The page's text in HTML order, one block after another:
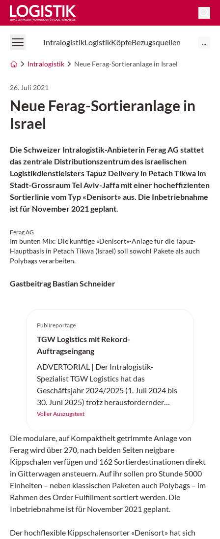
Logistik Online
IntralogistikLogistikKöpfeBezugsquellen ...
Intralogistik Neue Ferag-Sortieranlage in Israel
26. Juli 2021
Neue Ferag-Sortieranlage in
Israel
Die Schweizer Intralogistik-Anbieterin Ferag AG stattet
das zentrale Distributionszentrum des israelischen
Logistikdienstleisters Tapuz Delivery in Petach Tikwa im
Stadt-Grossraum Tel Aviv-Jaffa mit einer hocheffizienten
Sortierlinie vom Typ «Denisort» aus. Die Inbetriebnahme
ist für November 2021 geplant.
Ferag AG
Im bunten Mix: Die künftige «Denisort»-Anlage für die Tapuz-
Hauptbasis in Petach Tikwa (Israel) soll sowohl Pakete als auch
Polybags verarbeiten.
Gastbeitrag Bastian Schneider
Publireportage
TGW Logistics mit Rekord-
Auftragseingang
ADVERTORIAL | Der Intralogistik-
Spezialist TGW Logistics hat das
Geschäftsjahr 2024/2025 (1. Juli 2024 bis
30. Juni 2025) trotz herausfordernder
wirtschaftlicher Rahmenbedingungen mit
des Technologieunternehmens, das für
seine internationalen Kunden
hochautomatisierte Logistikzentren plant,
errichtet und im laufenden Betrieb betreut,
übertraf mit 1,07 Milliarden Euro leicht das
Allzeit-Hoch des Vorjahres. Das Ergebnis
vor Zinsen und Steuern (EBIT) stieg
der Mitarbeitenden wuchs auf 4645.
Voller Auszugstext
Die modulare, auf Kompaktheit getrimmte Anlage von
Ferag wird über 270, nach beiden Seiten neigbare
Kippschalen verfügen und 162 Sortierdestinationen direkt
in Gitterwagen ansteuern. Auf ihr sollen pro Stunde 5000
Einheiten – neben klassischen Paketen auch Polybags – im
Rahmen des Order Fulfillment sortiert werden. Die
Inbetriebnahme ist für November 2021 geplant.
Der hochflexible Kippschalensorter «Denisort» hat sich